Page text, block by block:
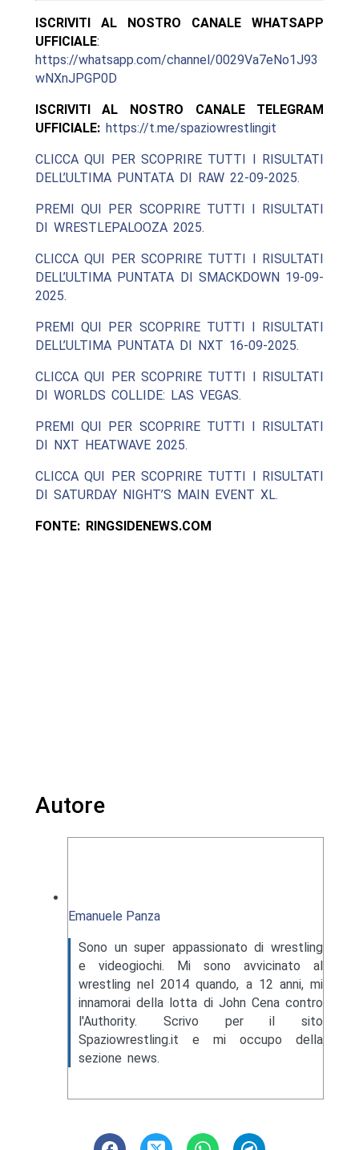
ISCRIVITI AL NOSTRO CANALE WHATSAPP
UFFICIALE:
https://whatsapp.com/channel/0029Va7eNo1J93
wNXnJPGP0D
ISCRIVITI AL NOSTRO CANALE TELEGRAM
UFFICIALE: https://t.me/spaziowrestlingit
CLICCA QUI PER SCOPRIRE TUTTI I RISULTATI
DELL’ULTIMA PUNTATA DI RAW 22-09-2025.
PREMI QUI PER SCOPRIRE TUTTI I RISULTATI
DI WRESTLEPALOOZA 2025.
CLICCA QUI PER SCOPRIRE TUTTI I RISULTATI
DELL’ULTIMA PUNTATA DI SMACKDOWN 19-09-
2025.
PREMI QUI PER SCOPRIRE TUTTI I RISULTATI
DELL’ULTIMA PUNTATA DI NXT 16-09-2025.
CLICCA QUI PER SCOPRIRE TUTTI I RISULTATI
DI WORLDS COLLIDE: LAS VEGAS.
PREMI QUI PER SCOPRIRE TUTTI I RISULTATI
DI NXT HEATWAVE 2025.
CLICCA QUI PER SCOPRIRE TUTTI I RISULTATI
DI SATURDAY NIGHT’S MAIN EVENT XL.
FONTE: RINGSIDENEWS.COM
Autore
Emanuele Panza
Sono un super appassionato di wrestling
e videogiochi. Mi sono avvicinato al
wrestling nel 2014 quando, a 12 anni, mi
innamorai della lotta di John Cena contro
l'Authority. Scrivo per il sito
Spaziowrestling.it e mi occupo della
sezione news.